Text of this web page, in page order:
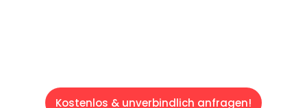
Kostenlos & unverbindlich anfragen!